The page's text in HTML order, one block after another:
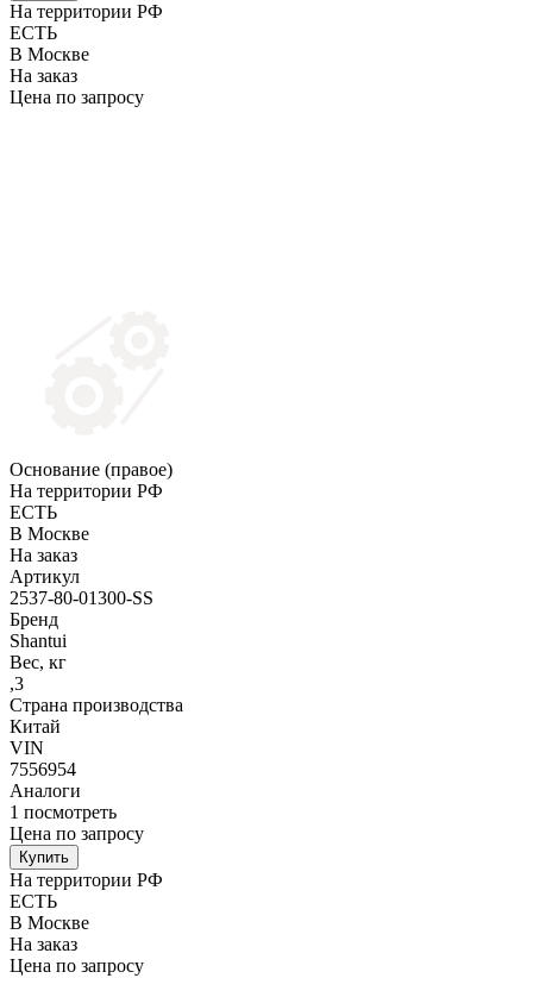
На территории РФ
ЕСТЬ
В Москве
На заказ
Цена по запросу
Основание (правое)
На территории РФ
ЕСТЬ
В Москве
На заказ
Артикул
2537-80-01300-SS
Бренд
Shantui
Вес, кг
,3
Страна производства
Китай
VIN
7556954
Аналоги
1 посмотреть
Цена по запросу
Купить
На территории РФ
ЕСТЬ
В Москве
На заказ
Цена по запросу